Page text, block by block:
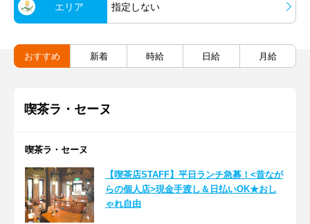
エリア 指定しない
おすすめ 新着 時給 日給 月給
喫茶ラ・セーヌ
喫茶ラ・セーヌ
【喫茶店STAFF】平日ランチ急募！<昔なが
らの個人店>現金手渡し＆日払いOK★おし
ゃれ自由